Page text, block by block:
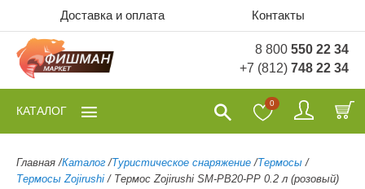
Доставка и оплата Контакты
8 800 550 22 34
+7 (812) 748 22 34
0
КАТАЛОГ
Главная /Каталог /Туристическое снаряжение /Термосы /
Термосы Zojirushi / Термос Zojirushi SM-PB20-PP 0.2 л (розовый)